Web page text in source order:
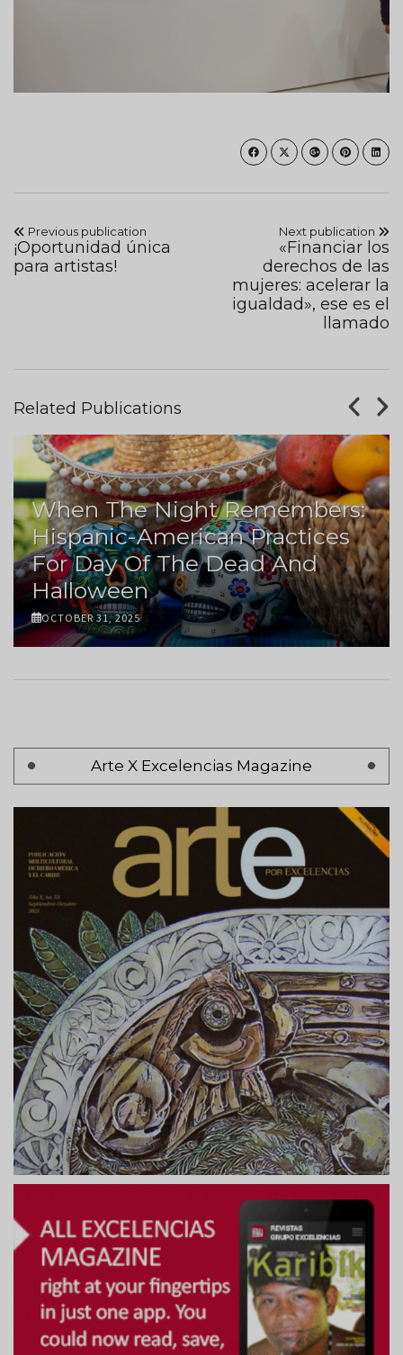
Previous publication
¡Oportunidad única
para artistas!
Next publication
«Financiar los
derechos de las
mujeres: acelerar la
igualdad», ese es el
llamado
Related Publications
When The Night Remembers:
Hispanic-American Practices
For Day Of The Dead And
Halloween
OCTOBER 31, 2025
Arte X Excelencias Magazine
Pagination
page
Siguiente >